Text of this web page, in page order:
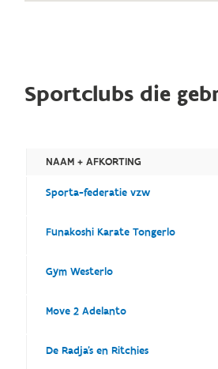
Sportclubs die
NAAM + AFKORTING
Sporta-federatie vzw
Funakoshi Karate Tongerlo
Gym Westerlo
Move 2 Adelanto
De Radja's en Ritchies